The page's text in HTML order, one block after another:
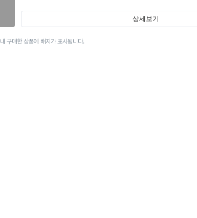
상세보기
구매한 상품에 배지가 표시됩니다.